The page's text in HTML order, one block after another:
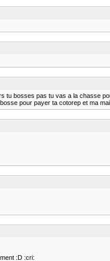
bosses pas tu vas a la chasse
pour payer ta cotorep et ma
:D :cri: